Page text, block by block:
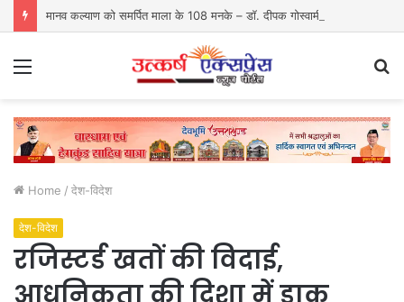
मानव कल्याण को समर्पित माला के 108 मनके – डॉ. दीपक गोस्वामी
Home / देश-विदेश
देश-विदेश
रजिस्टर्ड खतों की विदाई,